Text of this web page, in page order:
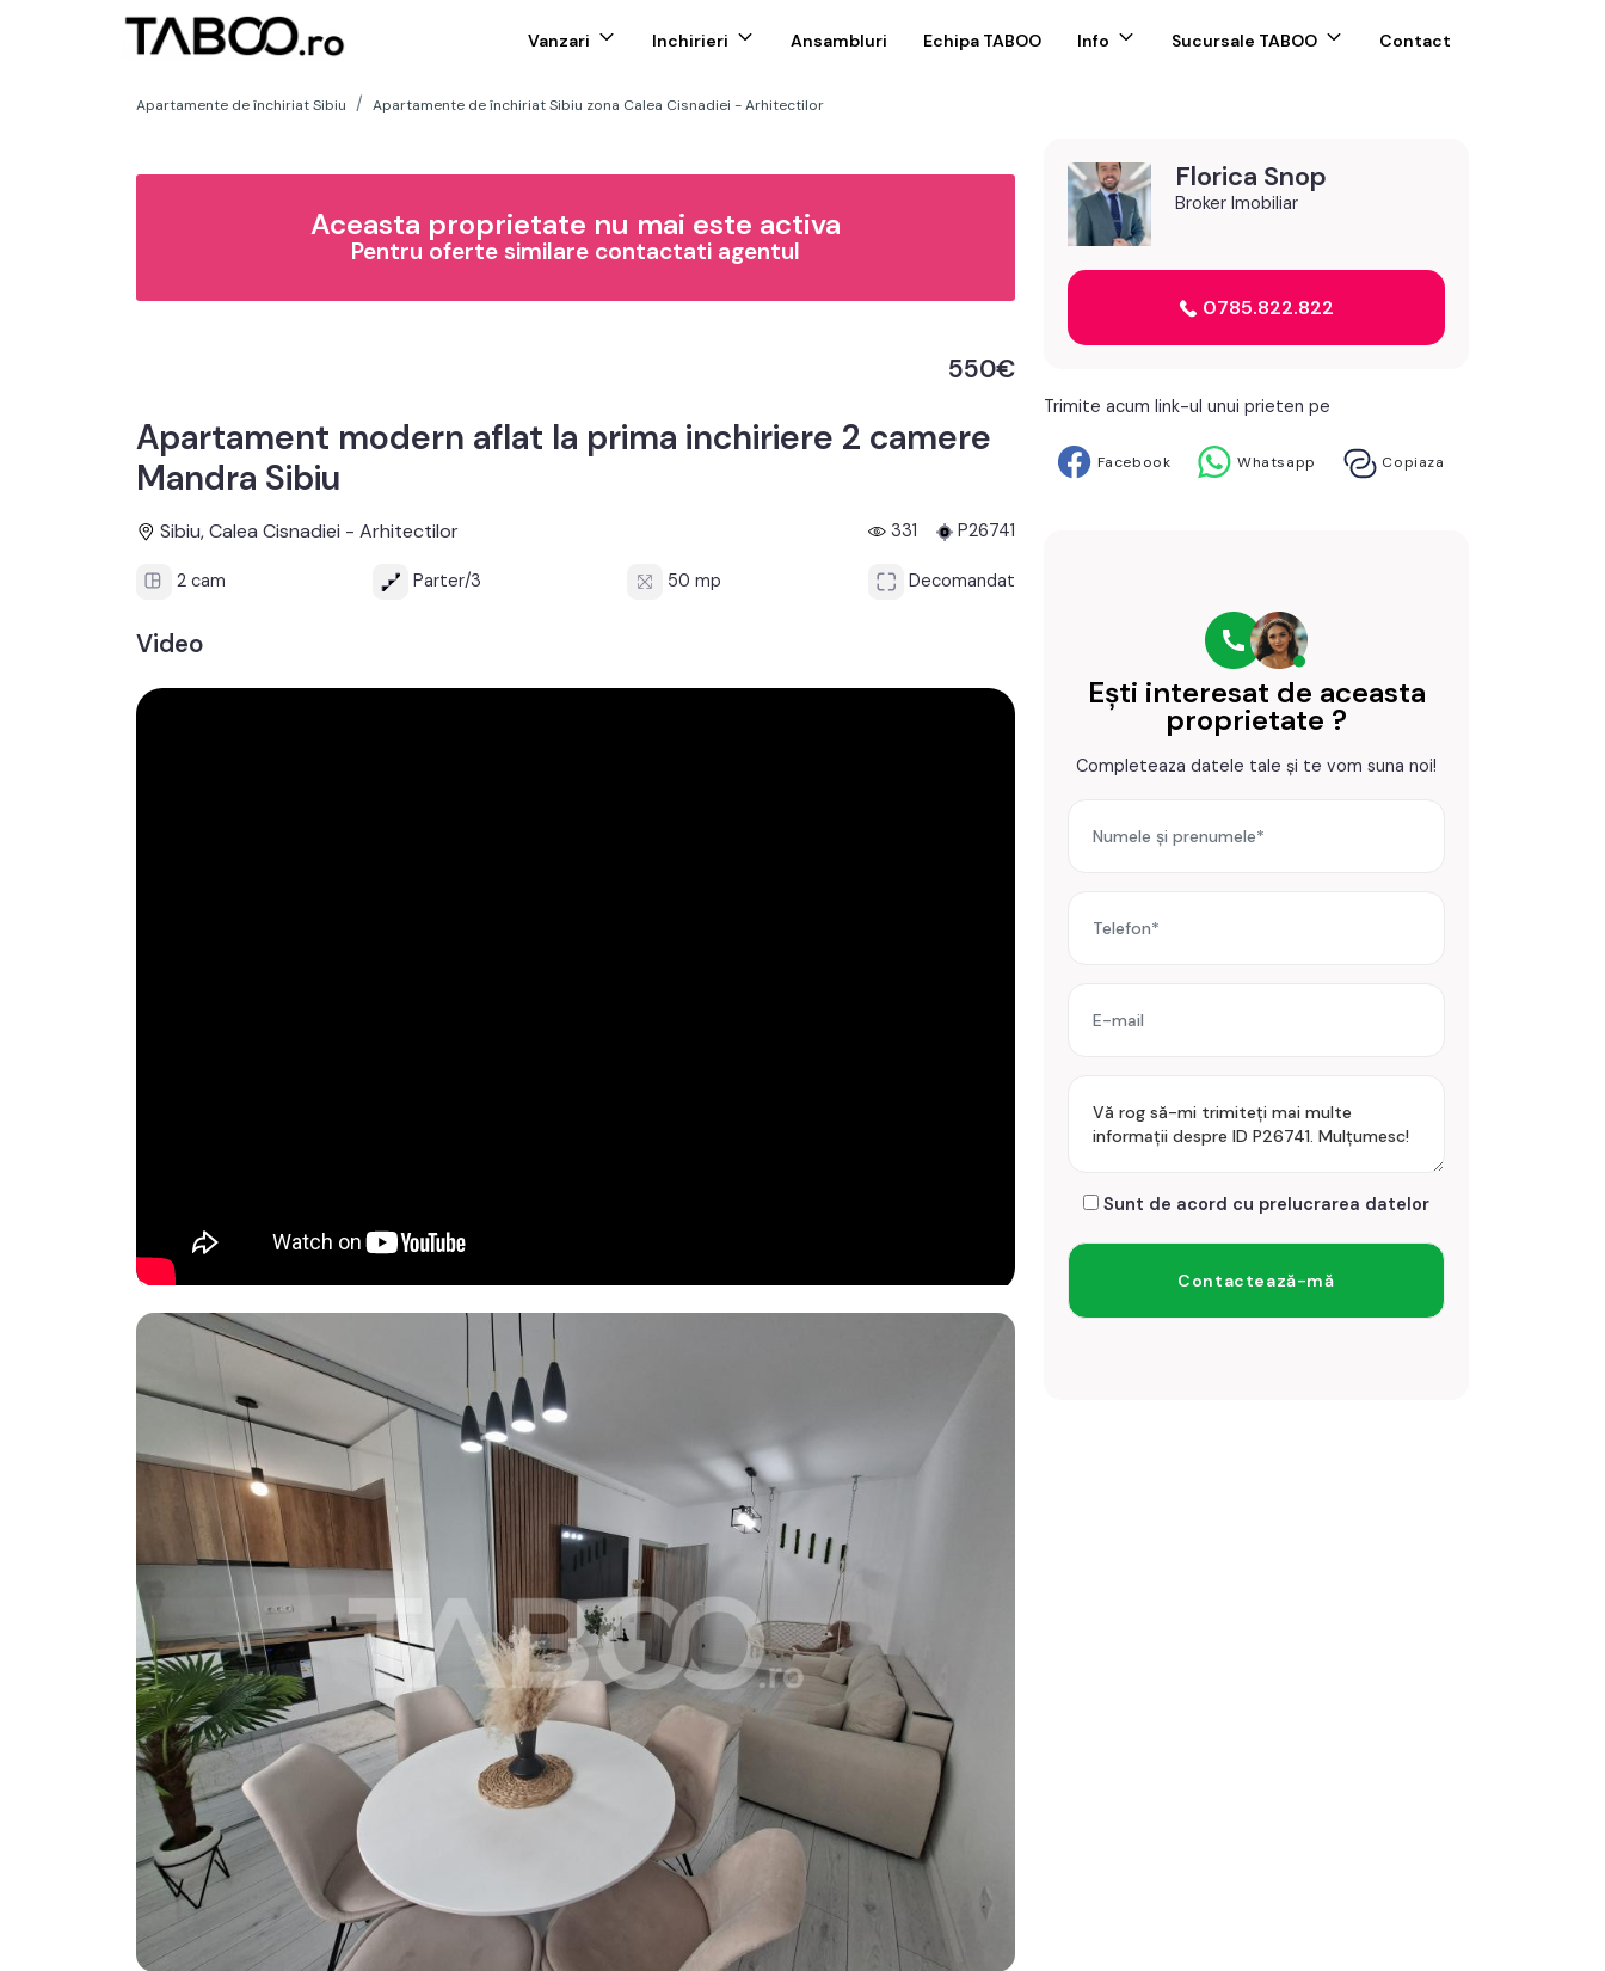
Vanzari Inchirieri Ansambluri Echipa TABOO Info Sucursale TABOO Contact
Apartamente de închiriat Sibiu Apartamente de închiriat Sibiu zona Calea Cisnadiei - Arhitectilor
Aceasta proprietate nu mai este activa
Pentru oferte similare contactati agentul
550€
Apartament modern aflat la prima inchiriere 2 camere
Mandra Sibiu
Sibiu, Calea Cisnadiei - Arhitectilor 331 P26741
2 cam Parter/3 50 mp Decomandat
Video
Florica Snop
Broker Imobiliar
0785.822.822
Trimite acum link-ul unui prieten pe
Facebook Whatsapp Copiaza
Ești interesat de aceasta
proprietate ?
Completeaza datele tale și te vom suna noi!
Sunt de acord cu prelucrarea datelor